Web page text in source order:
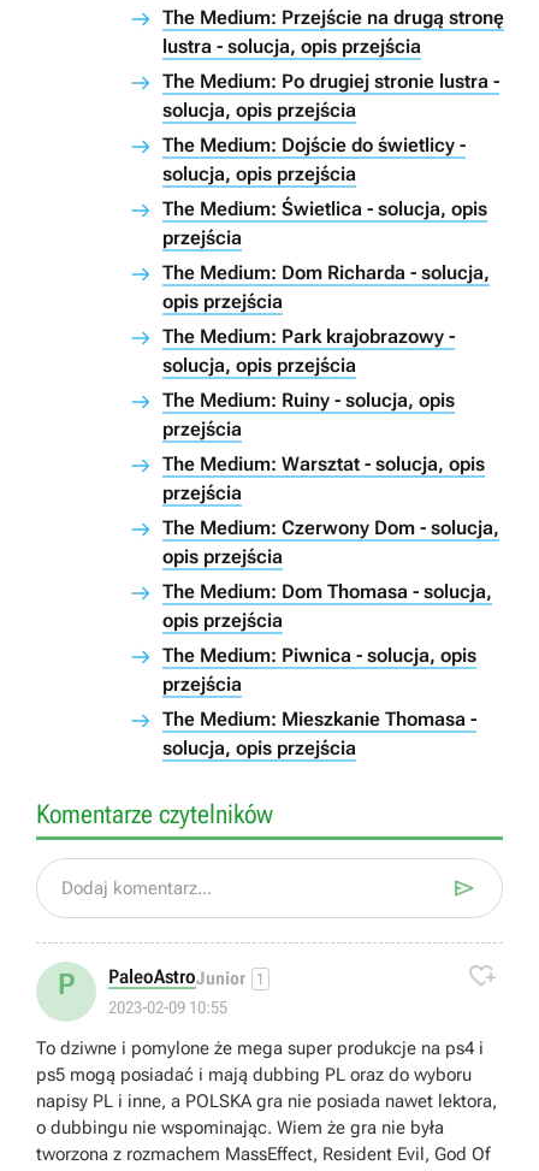
The Medium: Przejście na drugą stronę
lustra - solucja, opis przejścia
The Medium: Po drugiej stronie lustra -
solucja, opis przejścia
The Medium: Dojście do świetlicy -
solucja, opis przejścia
The Medium: Świetlica - solucja, opis
przejścia
The Medium: Dom Richarda - solucja,
opis przejścia
The Medium: Park krajobrazowy -
solucja, opis przejścia
The Medium: Ruiny - solucja, opis
przejścia
The Medium: Warsztat - solucja, opis
przejścia
The Medium: Czerwony Dom - solucja,
opis przejścia
The Medium: Dom Thomasa - solucja,
opis przejścia
The Medium: Piwnica - solucja, opis
przejścia
The Medium: Mieszkanie Thomasa -
solucja, opis przejścia
Komentarze czytelników
Dodaj komentarz... 
P PaleoAstroJunior 1
2023-02-09 10:55

To dziwne i pomylone że mega super produkcje na ps4 i
ps5 mogą posiadać i mają dubbing PL oraz do wyboru
napisy PL i inne, a POLSKA gra nie posiada nawet lektora,
o dubbingu nie wspominając. Wiem że gra nie była
tworzona z rozmachem MassEffect, Resident Evil, God Of